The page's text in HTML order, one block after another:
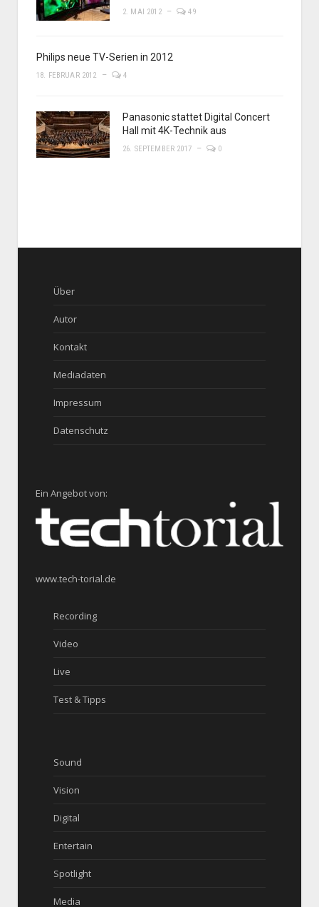
2. MAI 2012 49
Philips neue TV-Serien in 2012
18. FEBRUAR 2012 4
Panasonic stattet Digital Concert
Hall mit 4K-Technik aus
26. SEPTEMBER 2017 0
Über
Autor
Kontakt
Mediadaten
Impressum
Datenschutz
Ein Angebot von:
www.tech-torial.de
Recording
Video
Live
Test & Tipps
Sound
Vision
Digital
Entertain
Spotlight
Media